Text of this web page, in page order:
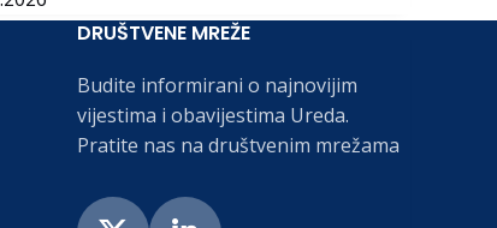
DRUŠTVENE MREŽE
Budite informirani o najnovijim
vijestima i obavijestima Ureda.
Pratite nas na društvenim mrežama